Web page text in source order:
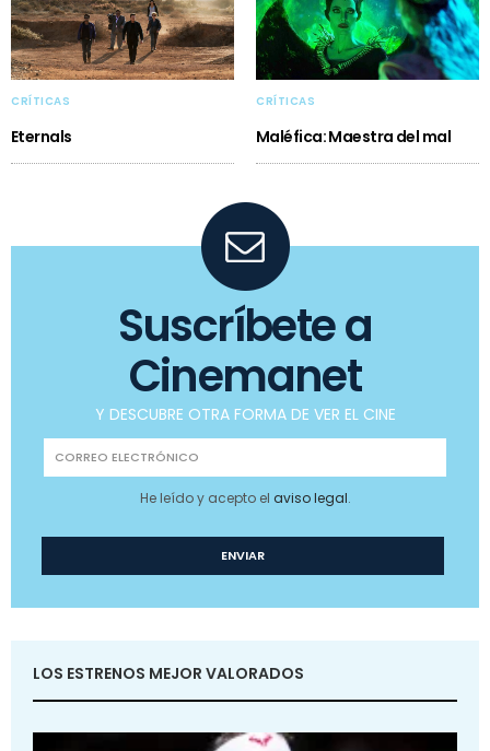
CRÍTICAS
Eternals
CRÍTICAS
Maléfica: Maestra del mal
Suscríbete a
Cinemanet
Y DESCUBRE OTRA FORMA DE VER EL CINE
He leído y acepto el aviso legal.
LOS ESTRENOS MEJOR VALORADOS